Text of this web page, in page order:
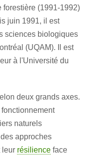
forestière (1991-1992)
juin 1991, il est
sciences biologiques
(UQAM). Il est
à l'Université du
deux grands axes.
fonctionnement
naturels
approches
leur résilience face